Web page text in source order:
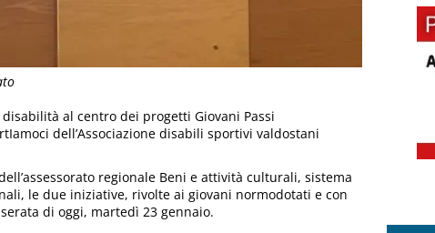
al centro dei progetti Giovani Passi
dell’Associazione disabili sportivi valdostani
regionale Beni e attività culturali, sistema
le due iniziative, rivolte ai giovani normodotati e con
di oggi, martedì 23 gennaio.